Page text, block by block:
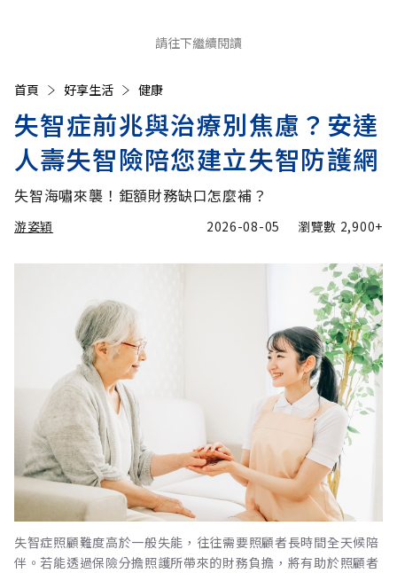
請往下繼續閱讀
首頁 好享生活 健康
失智症前兆與治療別焦慮？安達
人壽失智險陪您建立失智防護網
失智海嘯來襲！鉅額財務缺口怎麼補？
游姿穎 2026-08-05 瀏覽數 2,900+
失智症照顧難度高於一般失能，往往需要照顧者長時間全天候陪
伴。若能透過保險分擔照護所帶來的財務負擔，將有助於照顧者